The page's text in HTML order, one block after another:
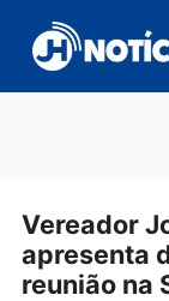
para
conteúdo
Vereador
apresenta